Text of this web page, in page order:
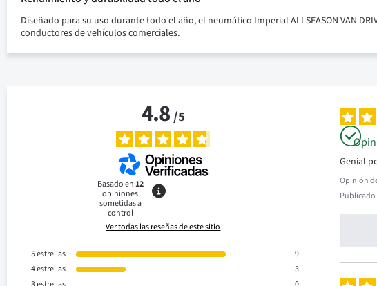
Diseñado para su uso durante todo el año, el neumático Imperial ALLSEASON VAN
conductores de vehículos comerciales.
4.8/5
Basado en12
opiniones
sometidas a
control
Ver todas las reseñas de este sitio
5estrellas
9
4estrellas
3
Genial
Opinión